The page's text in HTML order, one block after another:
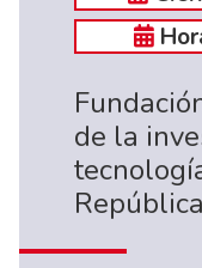
de la
República